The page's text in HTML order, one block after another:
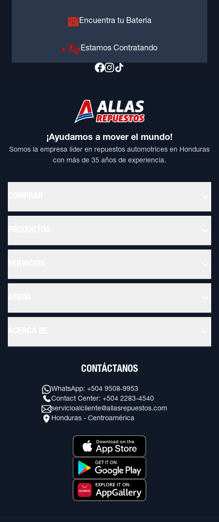
Encuentra tu Batería
Estamos Contratando
¡Ayudamos a mover el mundo!
Somos la empresa líder en repuestos automotrices en Honduras
con más de 35 años de experiencia.
CONTÁCTANOS
WhatsApp: +504 9508-9953
Contact Center: +504 2283-4540
servicioalcliente@allasrepuestos.com
Honduras - Centroamérica